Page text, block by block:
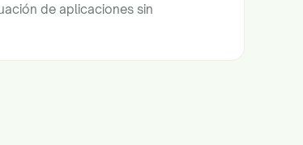
de aplicaciones sin